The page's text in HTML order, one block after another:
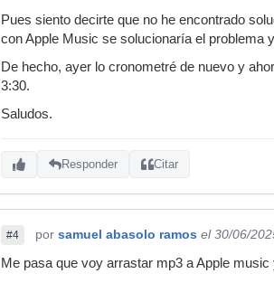
Pues siento decirte que no he encontrado
con Apple Music se solucionaría el problema
De hecho, ayer lo cronometré de nuevo y
3:30.
Saludos.
Responder Citar
#4 por samuel abasolo ramos el 30/06/
Me pasa que voy arrastar mp3 a Apple